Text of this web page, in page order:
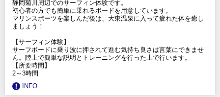
静岡菊川周辺でのサーフィン体験です。
初心者の方でも簡単に乗れるボードを用意しています。
マリンスポーツを楽しんだ後は、大東温泉に入って疲れた体を癒し
ましょう！
【サーフィン体験】
サーフボードに乗り波に押されて進む気持ち良さは言葉にできませ
ん。陸上で簡単な説明とトレーニングを行った上で行います。
【所要時間】
2～3時間
INFO